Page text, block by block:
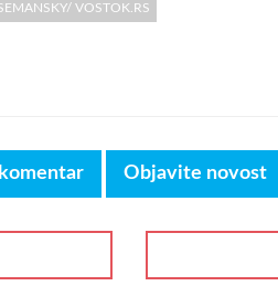
VOSTOK.RS
Objavite novost